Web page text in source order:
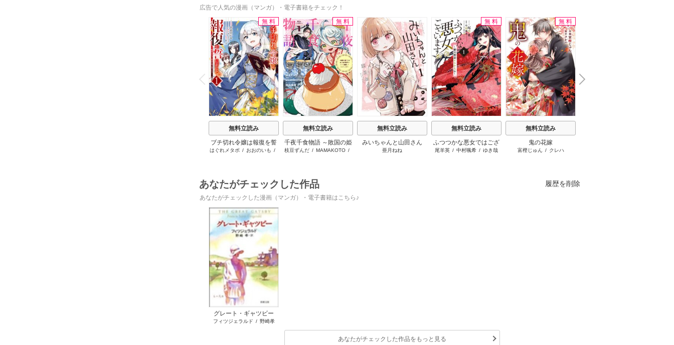
広告で人気の漫画（マンガ）・電子書籍をチェック！
P
r
e
v
i
o
u
s
無料
無料立読み
ブチ切れ令嬢は報復を誓
いました。
はぐれメタボ / おおのいも /
無料
無料立読み
千夜千食物語 ～敗国の姫
ですが氷の皇子殿下がど
枝豆ずんだ/ MAMAKOTO/
無料立読み
みいちゃんと山田さん
亜月ねね
無料
無料立読み
ふつつかな悪女ではござ
いますが ～雛宮蝶鼠とり
尾羊英 / 中村颯希 / ゆき哉
無料
無料立読み
鬼の花嫁
富樫じゅん / クレハ
N
e
x
t
あなたがチェックした作品 履歴を削除
あなたがチェックした漫画（マンガ）・電子書籍はこちら♪
グレート・ギャツビー
フィツジェラルド / 野崎孝
あなたがチェックした作品をもっと見る